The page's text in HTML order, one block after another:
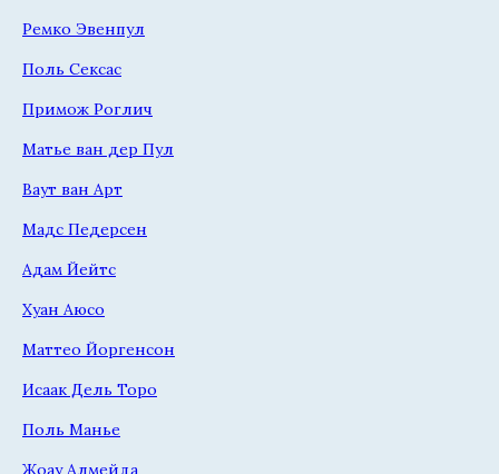
Ремко Эвенпул
Поль Сексас
Примож Роглич
Матье ван дер Пул
Ваут ван Арт
Мадс Педерсен
Адам Йейтс
Хуан Аюсо
Маттео Йоргенсон
Исаак Дель Торо
Поль Манье
Жоау Алмейда